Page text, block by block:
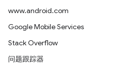
www.android.com
Google Mobile Services
Stack Overflow
问题跟踪器